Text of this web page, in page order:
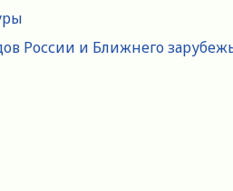
России и Ближнего